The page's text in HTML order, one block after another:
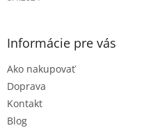
Informácie pre vás
Ako nakupovať
Doprava
Kontakt
Blog